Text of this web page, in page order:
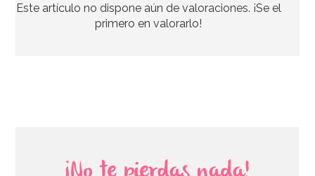
6,95€
Este artículo no dispone aún de valoraciones. ¡Se el
primero en valorarlo!